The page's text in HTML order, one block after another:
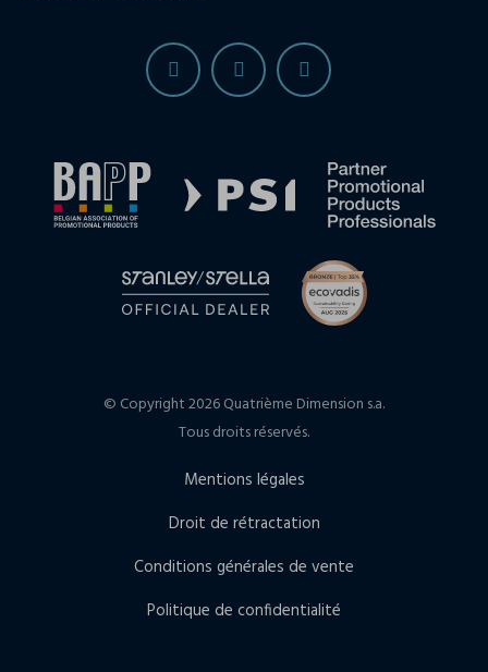
© Copyright 2026 Quatrième Dimension s.a.
Tous droits réservés.
Mentions légales
Droit de rétractation
Conditions générales de vente
Politique de confidentialité